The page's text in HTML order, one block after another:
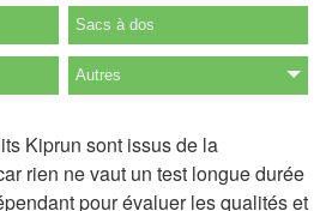
Sacs à dos
Autres
Kiprun sont issus de la
rien ne vaut un test longue durée
pour évaluer les qualités et